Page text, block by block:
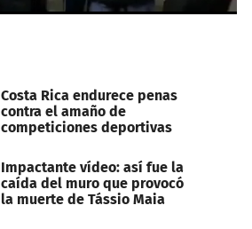
Costa Rica endurece penas
contra el amaño de
competiciones deportivas
Impactante vídeo: así fue la
caída del muro que provocó
la muerte de Tássio Maia